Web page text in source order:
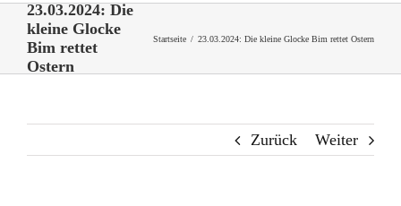
23.03.2024: Die
kleine Glocke
Bim rettet
Ostern
Startseite 23.03.2024: Die kleine Glocke Bim rettet Ostern
Zurück Weiter